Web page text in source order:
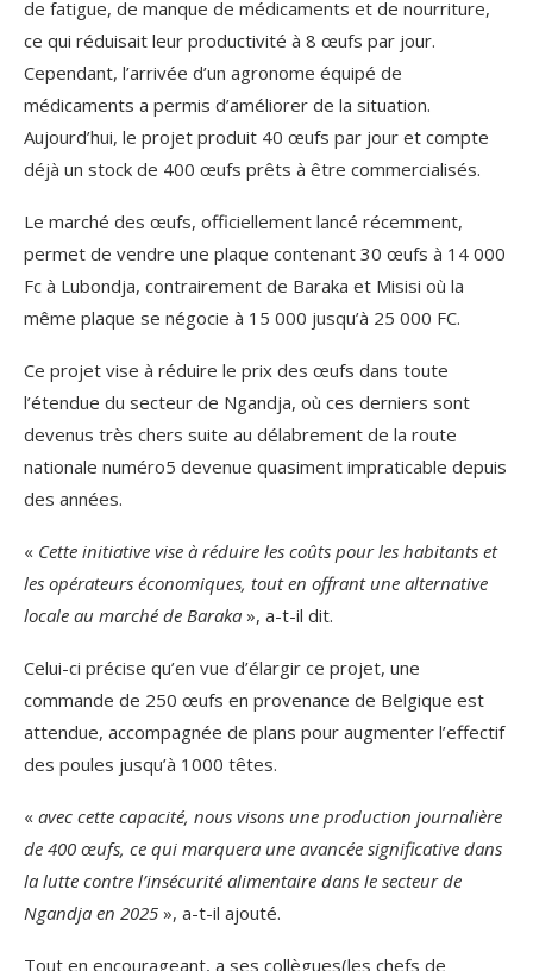
de fatigue, de manque de médicaments et de nourriture,
ce qui réduisait leur productivité à 8 œufs par jour.
Cependant, l’arrivée d’un agronome équipé de
médicaments a permis d’améliorer de la situation.
Aujourd’hui, le projet produit 40 œufs par jour et compte
déjà un stock de 400 œufs prêts à être commercialisés.
Le marché des œufs, officiellement lancé récemment,
permet de vendre une plaque contenant 30 œufs à 14 000
Fc à Lubondja, contrairement de Baraka et Misisi où la
même plaque se négocie à 15 000 jusqu’à 25 000 FC.
Ce projet vise à réduire le prix des œufs dans toute
l’étendue du secteur de Ngandja, où ces derniers sont
devenus très chers suite au délabrement de la route
nationale numéro5 devenue quasiment impraticable depuis
des années.
« Cette initiative vise à réduire les coûts pour les habitants et
les opérateurs économiques, tout en offrant une alternative
locale au marché de Baraka », a-t-il dit.
Celui-ci précise qu’en vue d’élargir ce projet, une
commande de 250 œufs en provenance de Belgique est
attendue, accompagnée de plans pour augmenter l’effectif
des poules jusqu’à 1000 têtes.
« avec cette capacité, nous visons une production journalière
de 400 œufs, ce qui marquera une avancée significative dans
la lutte contre l’insécurité alimentaire dans le secteur de
Ngandja en 2025 », a-t-il ajouté.
Tout en encourageant, a ses collègues(les chefs de